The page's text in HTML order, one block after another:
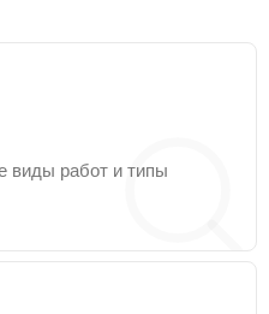
виды работ и типы